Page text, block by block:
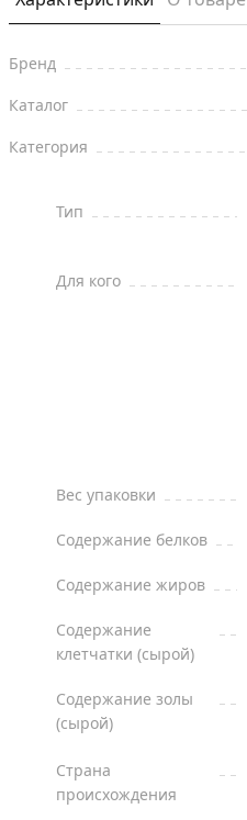
Бренд
Каталог
Категория
Тип
Для кого
Вес упаковки
Содержание белков
Содержание жиров
Содержание
клетчатки (сырой)
Содержание золы
(сырой)
Страна
происхождения